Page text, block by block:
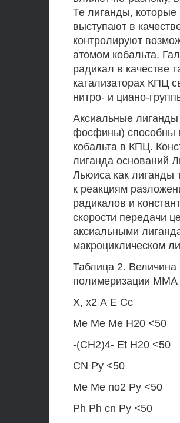
Те лиганды,
выступают в
контролируют
атомом кобальта.
радикал в качестве
катализаторах КПЦ
нитро- и циано-
Аксиальные
фосфины) способны
кобальта в КПЦ.
лиганда оснований
Льюиса как лиганды
к реакциям
радикалов и
скорости передачи
аксиальными
макроциклическом
Таблица 2. Величина
полимеризации ММА
X, x2 А E Cc
Ме Ме Ме H20 <50
-(СН2)4- Et H20 <50
CN Py <50
Ме Ме no2 Py <50
Ph Ph cn Py <50